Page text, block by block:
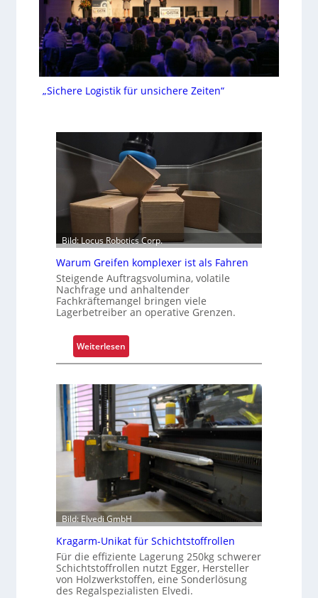
„Sichere Logistik für unsichere Zeiten“
Bild: Locus Robotics Corp.
Warum Greifen komplexer ist als Fahren
Steigende Auftragsvolumina, volatile
Nachfrage und anhaltender
Fachkräftemangel bringen viele
Lagerbetreiber an operative Grenzen.
Weiterlesen:
W
r
u
m
G
r
i
f
e
n
k
o
m
p
Bild: Elvedi GmbH
Kragarm-Unikat für Schichtstoffrollen
Für die effiziente Lagerung 250kg schwerer
Schichtstoffrollen nutzt Egger, Hersteller
von Holzwerkstoffen, eine Sonderlösung
des Regalspezialisten Elvedi.